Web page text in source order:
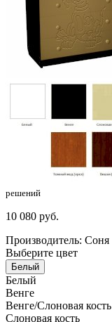
решений
10 080 руб.
Производитель: Соня
Выберите цвет
Белый
Белый
Венге
Венге/Слоновая кость
Слоновая кость